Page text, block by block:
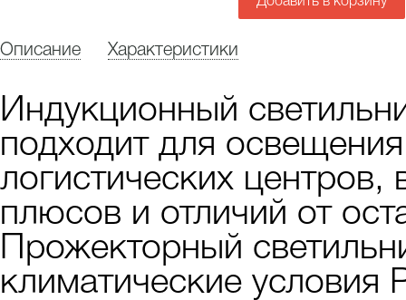
Описание Характеристики
Индукционный
подходит для
логистических центров,
плюсов и отличий от
Прожекторный
климатические